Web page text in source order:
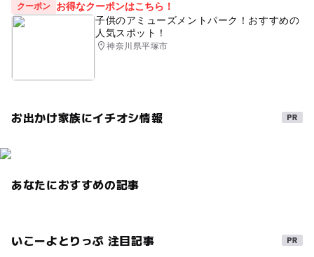
クーポン
お得なクーポンはこちら！
子供のアミューズメントパーク！おすすめの
人気スポット！
神奈川県平塚市
お出かけ家族にイチオシ情報
あなたにおすすめの記事
いこーよとりっぷ 注目記事